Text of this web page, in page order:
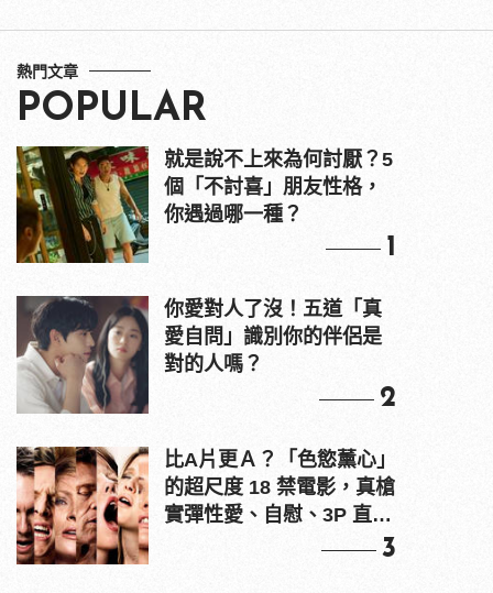
熱門文章
POPULAR
就是說不上來為何討厭？5
個「不討喜」朋友性格，
你遇過哪一種？
1
你愛對人了沒！五道「真
愛自問」識別你的伴侶是
對的人嗎？
2
比A片更Ａ？「色慾薰心」
的超尺度 18 禁電影，真槍
實彈性愛、自慰、3P 直接
3